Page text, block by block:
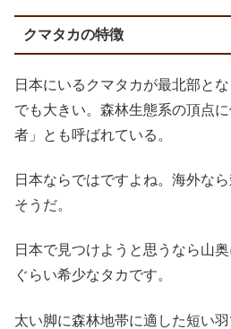
クマタカの特徴
日本にいるクマタカが最北部と
でも大きい。森林生態系の頂点
者」とも呼ばれている。
日本ならではですよね。海外な
そうだ。
日本で見つけようと思うなら山
ぐらい希少なタカです。
太い脚に森林地帯に適した短い